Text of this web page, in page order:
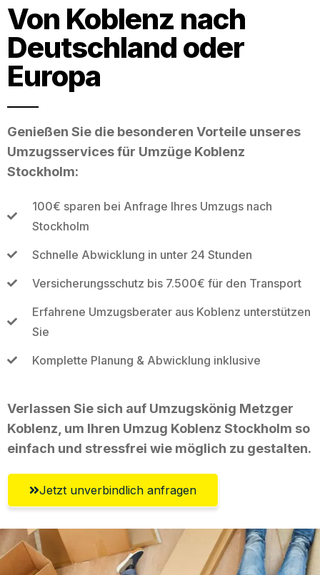
Von Koblenz nach
Deutschland oder
Europa
Genießen Sie die besonderen Vorteile unseres
Umzugsservices für Umzüge Koblenz
Stockholm:
100€ sparen bei Anfrage Ihres Umzugs nach
Stockholm
Schnelle Abwicklung in unter 24 Stunden
Versicherungsschutz bis 7.500€ für den Transport
Erfahrene Umzugsberater aus Koblenz unterstützen
Sie
Komplette Planung & Abwicklung inklusive
Verlassen Sie sich auf Umzugskönig Metzger
Koblenz, um Ihren Umzug Koblenz Stockholm so
einfach und stressfrei wie möglich zu gestalten.
Jetzt unverbindlich anfragen